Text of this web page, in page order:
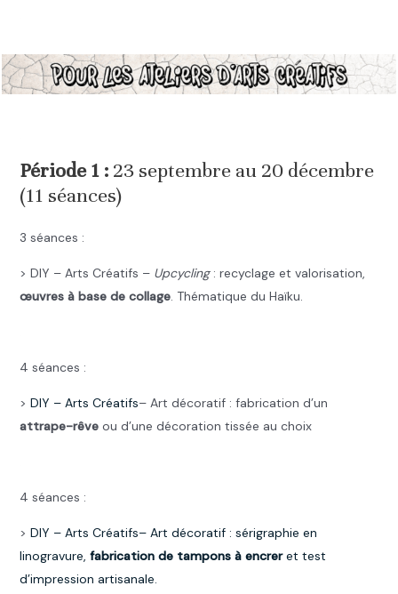
Période 1 :23 septembre au 20 décembre
(11 séances)
3 séances :
> DIY – Arts Créatifs – Upcycling: recyclage et valorisation,
œuvres à base de collage. Thématique du Haïku.
4 séances :
> DIY – Arts Créatifs– Art décoratif : fabrication d’un
attrape-rêveou d’une décoration tissée au choix
4 séances :
> DIY – Arts Créatifs– Art décoratif : sérigraphie en
linogravure, fabrication de tampons à encreret test
d’impression artisanale.